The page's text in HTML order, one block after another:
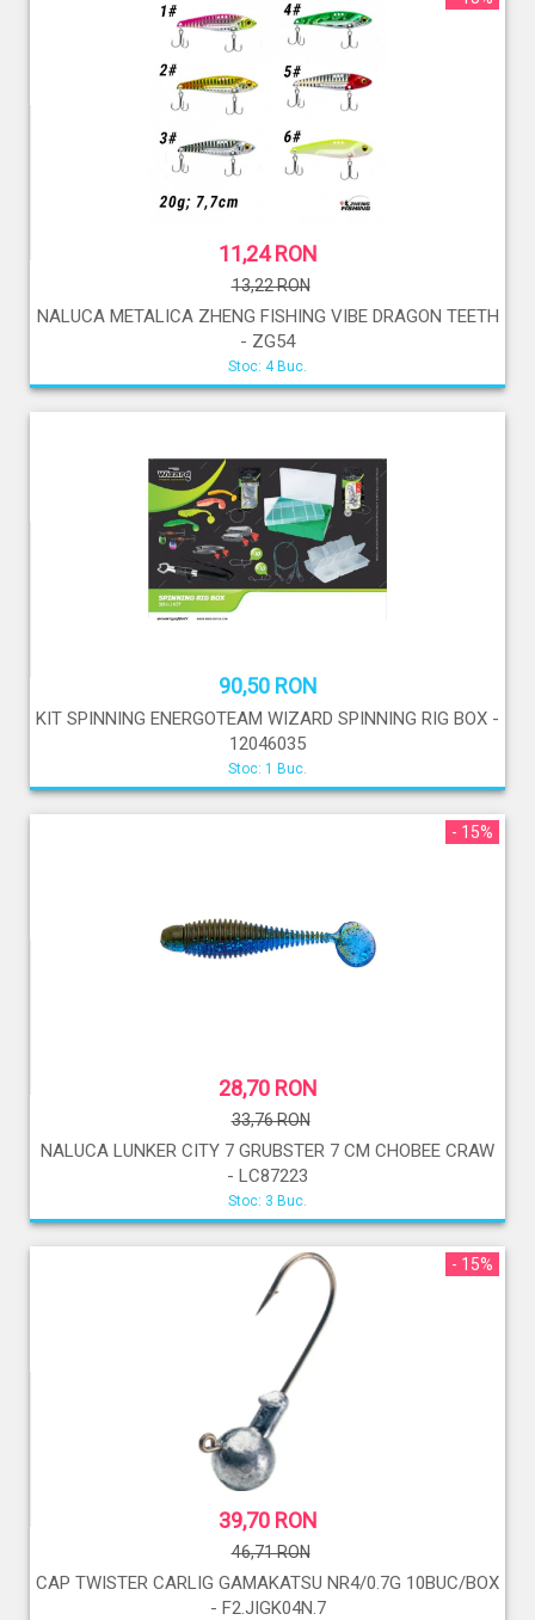
11,24 RON
13,22 RON
NALUCA METALICA ZHENG FISHING VIBE DRAGON TEETH
- ZG54
Stoc: 4 Buc.
90,50 RON
KIT SPINNING ENERGOTEAM WIZARD SPINNING RIG BOX -
12046035
Stoc: 1 Buc.
- 15%
28,70 RON
33,76 RON
NALUCA LUNKER CITY 7 GRUBSTER 7 CM CHOBEE CRAW
- LC87223
Stoc: 3 Buc.
- 15%
39,70 RON
46,71 RON
CAP TWISTER CARLIG GAMAKATSU NR4/0.7G 10BUC/BOX
- F2.JIGK04N.7